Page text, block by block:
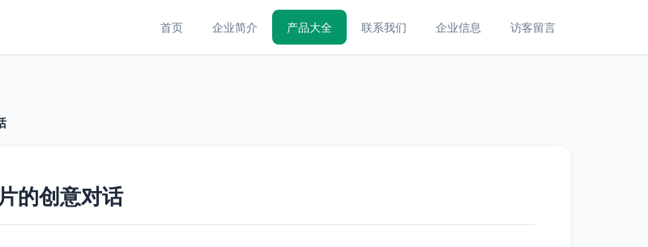
首页 企业简介 产品大全 联系我们 企业信息 访客留言
的创意对话